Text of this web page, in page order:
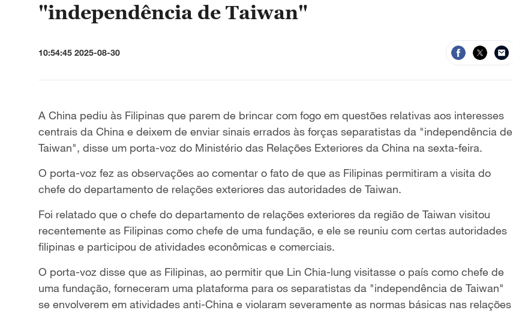
"independência de Taiwan"
10:54:45 2025-08-30
A China pediu às Filipinas que parem de brincar com fogo em questões relativas aos interesses
centrais da China e deixem de enviar sinais errados às forças separatistas da "independência de
Taiwan", disse um porta-voz do Ministério das Relações Exteriores da China na sexta-feira.
O porta-voz fez as observações ao comentar o fato de que as Filipinas permitiram a visita do
chefe do departamento de relações exteriores das autoridades de Taiwan.
Foi relatado que o chefe do departamento de relações exteriores da região de Taiwan visitou
recentemente as Filipinas como chefe de uma fundação, e ele se reuniu com certas autoridades
filipinas e participou de atividades econômicas e comerciais.
O porta-voz disse que as Filipinas, ao permitir que Lin Chia-lung visitasse o país como chefe de
uma fundação, forneceram uma plataforma para os separatistas da "independência de Taiwan"
se envolverem em atividades anti-China e violaram severamente as normas básicas nas relações